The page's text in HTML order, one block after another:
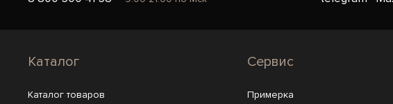
Каталог
Каталог товаров
Сервис
Примерка